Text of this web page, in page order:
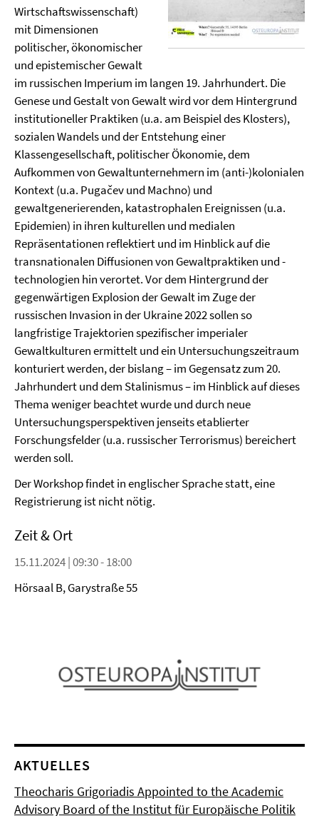
Wirtschaftswissenschaft)
mit Dimensionen
politischer, ökonomischer
und epistemischer Gewalt
im russischen Imperium im langen 19. Jahrhundert. Die
Genese und Gestalt von Gewalt wird vor dem Hintergrund
institutioneller Praktiken (u.a. am Beispiel des Klosters),
sozialen Wandels und der Entstehung einer
Klassengesellschaft, politischer Ökonomie, dem
Aufkommen von Gewaltunternehmern im (anti-)kolonialen
Kontext (u.a. Pugačev und Machno) und
gewaltgenerierenden, katastrophalen Ereignissen (u.a.
Epidemien) in ihren kulturellen und medialen
Repräsentationen reflektiert und im Hinblick auf die
transnationalen Diffusionen von Gewaltpraktiken und -
technologien hin verortet. Vor dem Hintergrund der
gegenwärtigen Explosion der Gewalt im Zuge der
russischen Invasion in der Ukraine 2022 sollen so
langfristige Trajektorien spezifischer imperialer
Gewaltkulturen ermittelt und ein Untersuchungszeitraum
konturiert werden, der bislang – im Gegensatz zum 20.
Jahrhundert und dem Stalinismus – im Hinblick auf dieses
Thema weniger beachtet wurde und durch neue
Untersuchungsperspektiven jenseits etablierter
Forschungsfelder (u.a. russischer Terrorismus) bereichert
werden soll.
Der Workshop findet in englischer Sprache statt, eine
Registrierung ist nicht nötig.
Zeit & Ort
15.11.2024 | 09:30 - 18:00
Hörsaal B, Garystraße 55
AKTUELLES
Theocharis Grigoriadis Appointed to the Academic
Advisory Board of the Institut für Europäische Politik